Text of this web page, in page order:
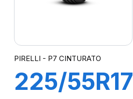
PIRELLI - P7 CINTURATO
225/55R17